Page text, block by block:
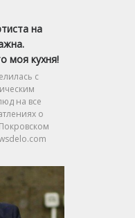
на
моя кухня!
с
на все
о